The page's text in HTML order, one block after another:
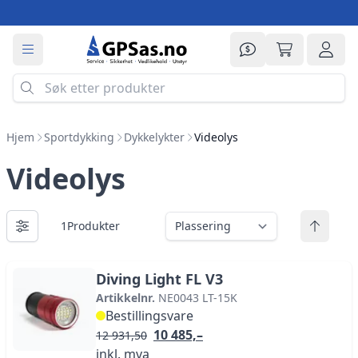
Prisforespørsel
Min Logg
Hjem Sportdykking Dykkelykter Videolys
Videolys
Viser
1 Produkter Sort etter
Diving Light FL V3
Artikkelnr. NE0043 LT-15K
Bestillingsvare
12 931,50 10 485,–
inkl. mva